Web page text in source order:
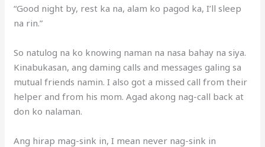
“Good night by, rest ka na, alam ko pagod ka, I’ll sleep
na rin.”
So natulog na ko knowing naman na nasa bahay na siya.
Kinabukasan, ang daming calls and messages galing sa
mutual friends namin. I also got a missed call from their
helper and from his mom. Agad akong nag-call back at
don ko nalaman.
Ang hirap mag-sink in, I mean never nag-sink in